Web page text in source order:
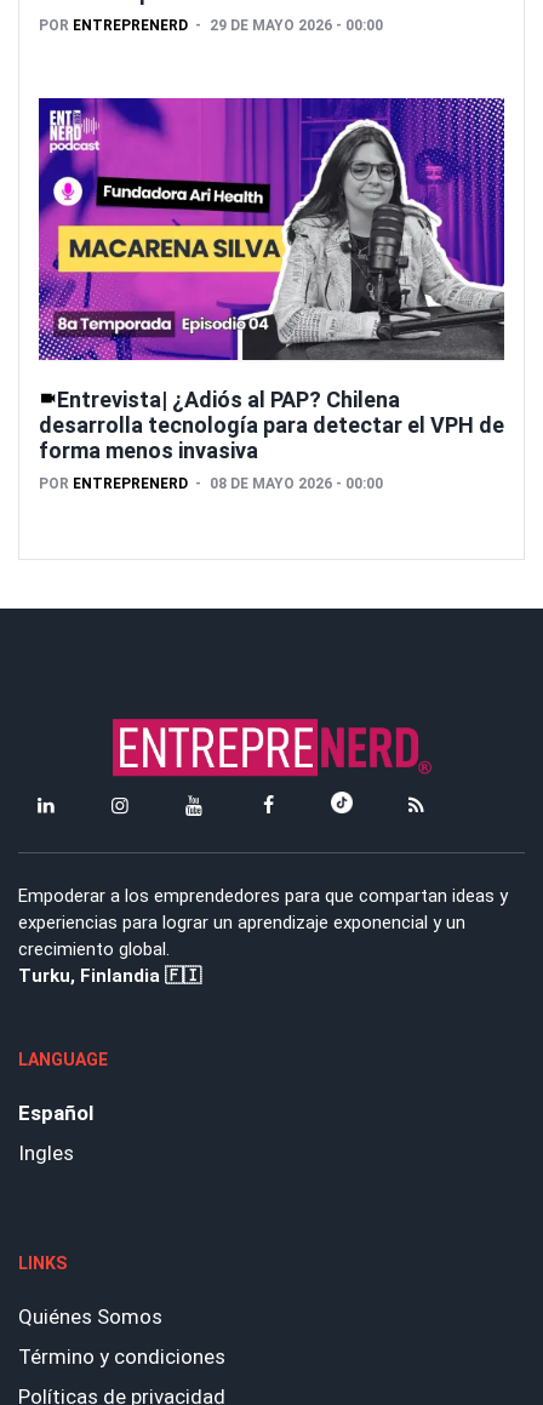
POR ENTREPRENERD 29 DE MAYO 2026 - 00:00
Entrevista| ¿Adiós al PAP? Chilena
desarrolla tecnología para detectar el VPH de
forma menos invasiva
POR ENTREPRENERD 08 DE MAYO 2026 - 00:00
Empoderar a los emprendedores para que compartan ideas y
experiencias para lograr un aprendizaje exponencial y un
crecimiento global.
Turku, Finlandia 🇫🇮
LANGUAGE
Español
Ingles
LINKS
Quiénes Somos
Término y condiciones
Políticas de privacidad